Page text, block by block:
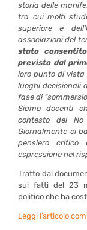
storia delle
tra cui molti
superiore e
associazioni del
stato
previsto dal
loro punto di vista
luoghi decisionali
fase di
Siamo docenti
contesto del
Giornalmente ci
pensiero
espressione nel
Tratto dal
sui fatti del 23
politico che ha
Leggi l’articolo